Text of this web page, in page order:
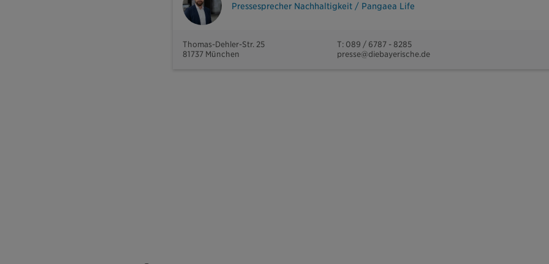
Pressesprecher Nachhaltigkeit / Pangaea Life
Thomas-Dehler-Str. 25
81737 München
T: 089 / 6787 - 8285
presse@diebayerische.de